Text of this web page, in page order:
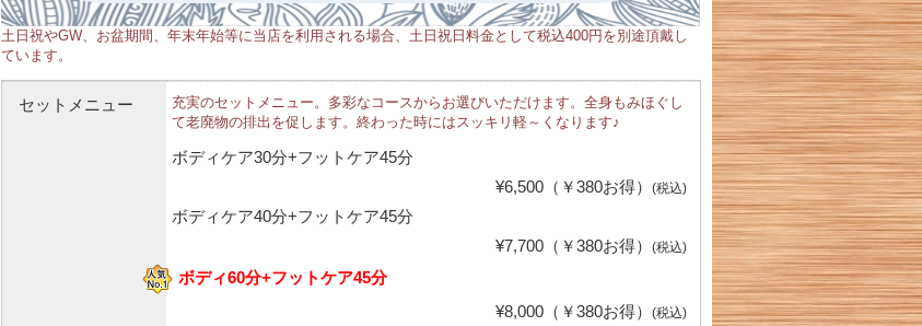
土日祝やGW、お盆期間、年末年始等に当店を利用される場合、土日祝日料金として税込400円を別途頂戴し
ています。
セットメニュー
充実のセットメニュー。多彩なコースからお選びいただけます。全身もみほぐし
て老廃物の排出を促します。終わった時にはスッキリ軽～くなります♪
ボディケア30分+フットケア45分
¥6,500（￥380お得）
(税込)
ボディケア40分+フットケア45分
¥7,700（￥380お得）
(税込)
ボディ60分+フットケア45分
¥8,000（￥380お得）
(税込)